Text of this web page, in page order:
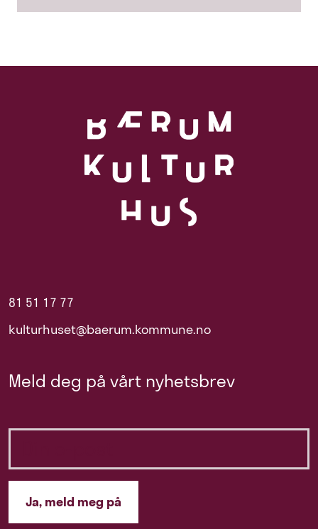
81 51 17 77
kulturhuset@baerum.kommune.no
Meld deg på vårt nyhetsbrev